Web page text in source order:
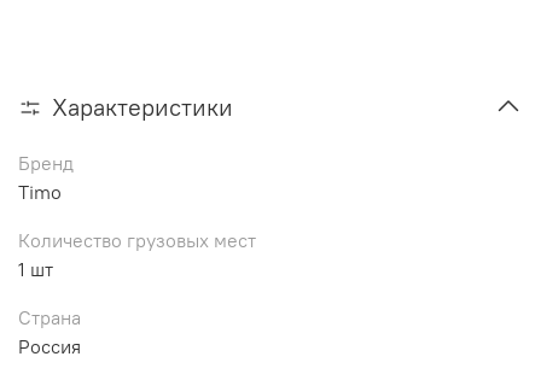
Характеристики
Бренд
Timo
Количество грузовых мест
1 шт
Страна
Россия